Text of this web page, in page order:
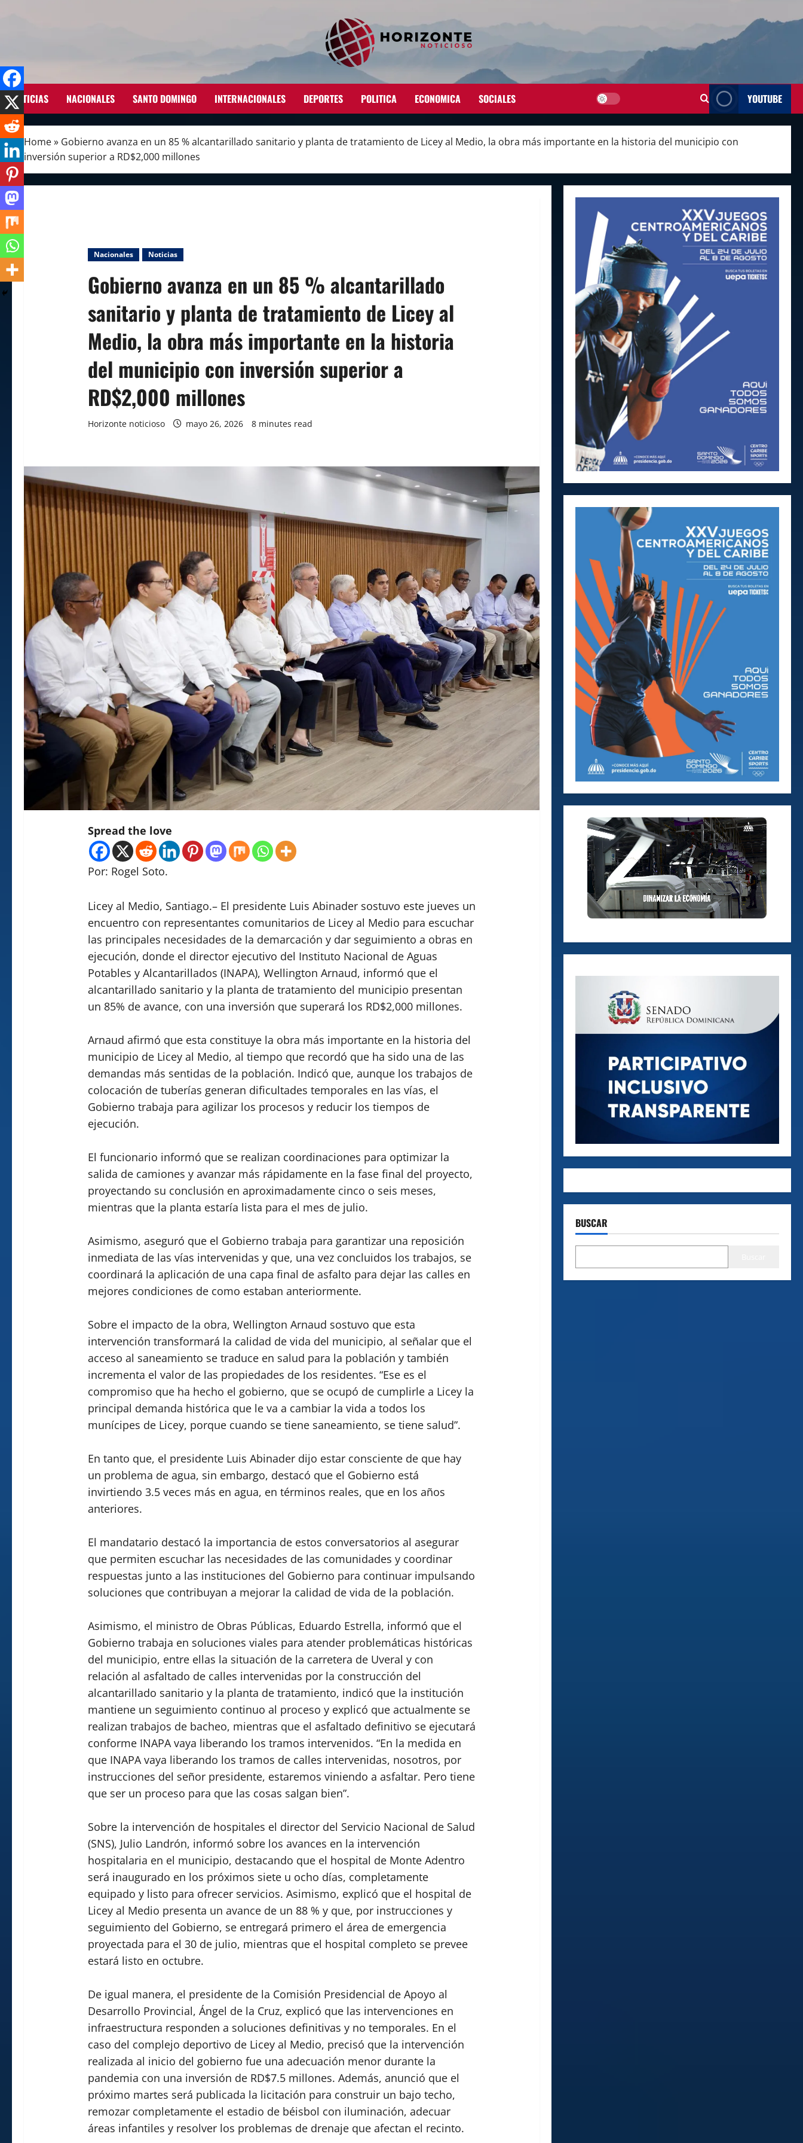
NOTICIAS NACIONALES SANTO DOMINGO INTERNACIONALES DEPORTES POLITICA ECONOMICA SOCIALES YOUTUBE
Home» Gobierno avanza en un 85 % alcantarillado sanitario y planta de tratamiento de Licey al Medio, la obra más importante en la historia del municipio con
inversión superior a RD$2,000 millones
Nacionales Noticias
Gobierno avanza en un 85 % alcantarillado
sanitario y planta de tratamiento de Licey al
Medio, la obra más importante en la historia
del municipio con inversión superior a
RD$2,000 millones
Horizonte noticioso mayo 26, 2026 8 minutes read
Spread the love
Por: Rogel Soto.
Licey al Medio, Santiago.– El presidente Luis Abinader sostuvo este jueves un
encuentro con representantes comunitarios de Licey al Medio para escuchar
las principales necesidades de la demarcación y dar seguimiento a obras en
ejecución, donde el director ejecutivo del Instituto Nacional de Aguas
Potables y Alcantarillados (INAPA), Wellington Arnaud, informó que el
alcantarillado sanitario y la planta de tratamiento del municipio presentan
un 85% de avance, con una inversión que superará los RD$2,000 millones.
Arnaud afirmó que esta constituye la obra más importante en la historia del
municipio de Licey al Medio, al tiempo que recordó que ha sido una de las
demandas más sentidas de la población. Indicó que, aunque los trabajos de
colocación de tuberías generan dificultades temporales en las vías, el
Gobierno trabaja para agilizar los procesos y reducir los tiempos de
ejecución.
El funcionario informó que se realizan coordinaciones para optimizar la
salida de camiones y avanzar más rápidamente en la fase final del proyecto,
proyectando su conclusión en aproximadamente cinco o seis meses,
mientras que la planta estaría lista para el mes de julio.
Asimismo, aseguró que el Gobierno trabaja para garantizar una reposición
inmediata de las vías intervenidas y que, una vez concluidos los trabajos, se
coordinará la aplicación de una capa final de asfalto para dejar las calles en
mejores condiciones de como estaban anteriormente.
Sobre el impacto de la obra, Wellington Arnaud sostuvo que esta
intervención transformará la calidad de vida del municipio, al señalar que el
acceso al saneamiento se traduce en salud para la población y también
incrementa el valor de las propiedades de los residentes. “Ese es el
compromiso que ha hecho el gobierno, que se ocupó de cumplirle a Licey la
principal demanda histórica que le va a cambiar la vida a todos los
munícipes de Licey, porque cuando se tiene saneamiento, se tiene salud”.
En tanto que, el presidente Luis Abinader dijo estar consciente de que hay
un problema de agua, sin embargo, destacó que el Gobierno está
invirtiendo 3.5 veces más en agua, en términos reales, que en los años
anteriores.
El mandatario destacó la importancia de estos conversatorios al asegurar
que permiten escuchar las necesidades de las comunidades y coordinar
respuestas junto a las instituciones del Gobierno para continuar impulsando
soluciones que contribuyan a mejorar la calidad de vida de la población.
Asimismo, el ministro de Obras Públicas, Eduardo Estrella, informó que el
Gobierno trabaja en soluciones viales para atender problemáticas históricas
del municipio, entre ellas la situación de la carretera de Uveral y con
relación al asfaltado de calles intervenidas por la construcción del
alcantarillado sanitario y la planta de tratamiento, indicó que la institución
mantiene un seguimiento continuo al proceso y explicó que actualmente se
realizan trabajos de bacheo, mientras que el asfaltado definitivo se ejecutará
conforme INAPA vaya liberando los tramos intervenidos. “En la medida en
que INAPA vaya liberando los tramos de calles intervenidas, nosotros, por
instrucciones del señor presidente, estaremos viniendo a asfaltar. Pero tiene
que ser un proceso para que las cosas salgan bien”.
Sobre la intervención de hospitales el director del Servicio Nacional de Salud
(SNS), Julio Landrón, informó sobre los avances en la intervención
hospitalaria en el municipio, destacando que el hospital de Monte Adentro
será inaugurado en los próximos siete u ocho días, completamente
equipado y listo para ofrecer servicios. Asimismo, explicó que el hospital de
Licey al Medio presenta un avance de un 88 % y que, por instrucciones y
seguimiento del Gobierno, se entregará primero el área de emergencia
proyectada para el 30 de julio, mientras que el hospital completo se prevee
estará listo en octubre.
De igual manera, el presidente de la Comisión Presidencial de Apoyo al
Desarrollo Provincial, Ángel de la Cruz, explicó que las intervenciones en
infraestructura responden a soluciones definitivas y no temporales. En el
caso del complejo deportivo de Licey al Medio, precisó que la intervención
realizada al inicio del gobierno fue una adecuación menor durante la
pandemia con una inversión de RD$7.5 millones. Además, anunció que el
próximo martes será publicada la licitación para construir un bajo techo,
remozar completamente el estadio de béisbol con iluminación, adecuar
áreas infantiles y resolver los problemas de drenaje que afectan el recinto.
BUSCAR